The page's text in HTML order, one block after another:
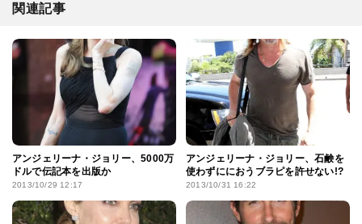
関連記事
アンジェリーナ・ジョリー、5000万
ドルで伝記本を出版か
2013/10/29 12:17
アンジェリーナ・ジョリー、石鹸を
使わずににおうブラピを許せない!?
2013/10/31 16:22